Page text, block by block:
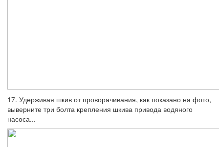
17. Удерживая шкив от проворачивания, как показано на фото,
выверните три болта крепления шкива привода водяного
насоса...